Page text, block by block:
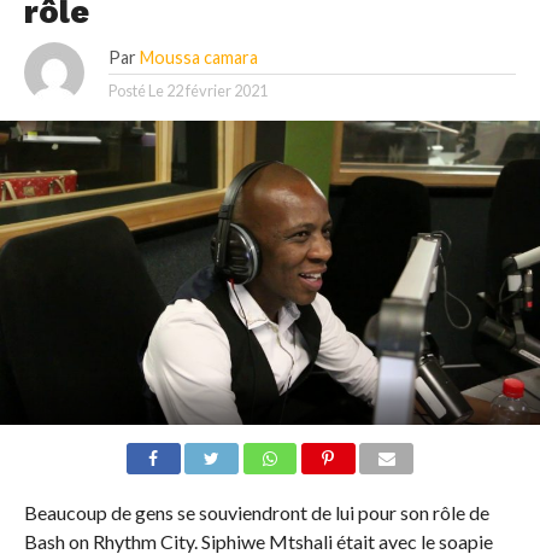
rôle
Par Moussa camara
Posté Le 22 février 2021
Beaucoup de gens se souviendront de lui pour son rôle de
Bash on Rhythm City. Siphiwe Mtshali était avec le soapie